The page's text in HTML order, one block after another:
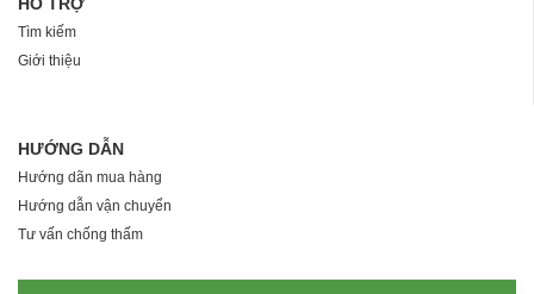
Tìm kiếm
Giới thiệu
HƯỚNG DẪN
Hướng dãn mua hàng
Hướng dẫn vận chuyển
Tư vấn chống thấm